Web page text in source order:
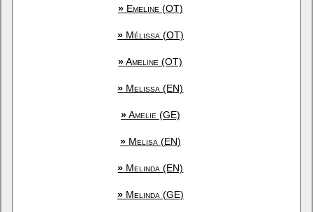
»Emeline (OT)
»Mélissa (OT)
»Ameline (OT)
» Melissa (EN)
»Amelie (GE)
»Melisa (EN)
» Melinda (EN)
»Melinda (GE)